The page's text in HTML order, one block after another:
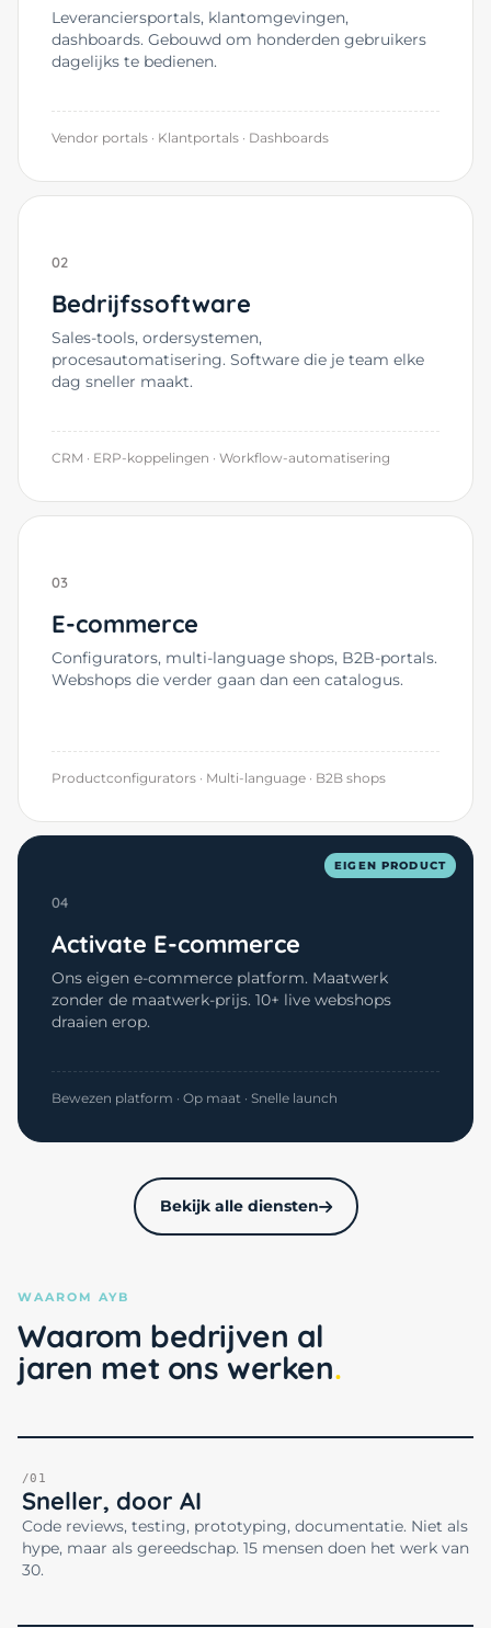
Leveranciersportals, klantomgevingen,
dashboards. Gebouwd om honderden gebruikers
dagelijks te bedienen.
Vendor portals · Klantportals · Dashboards
02
Bedrijfssoftware
Sales-tools, ordersystemen,
procesautomatisering. Software die je team elke
dag sneller maakt.
CRM · ERP-koppelingen · Workflow-automatisering
03
E-commerce
Configurators, multi-language shops, B2B-portals.
Webshops die verder gaan dan een catalogus.
Productconfigurators · Multi-language · B2B shops
04
EIGEN PRODUCT
Activate E-commerce
Ons eigen e-commerce platform. Maatwerk
zonder de maatwerk-prijs. 10+ live webshops
draaien erop.
Bewezen platform · Op maat · Snelle launch
Bekijk alle diensten
WAAROM AYB
Waarom bedrijven al
jaren met ons werken
/01
Sneller, door AI
Code reviews, testing, prototyping, documentatie. Niet als
hype, maar als gereedschap. 15 mensen doen het werk van
30.